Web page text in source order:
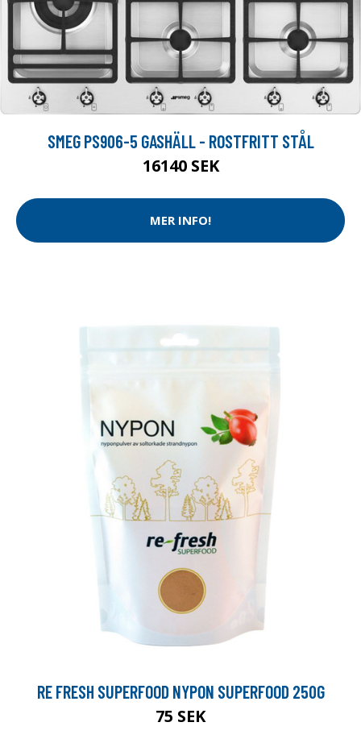
SMEG PS906-5 GASHÄLL - ROSTFRITT STÅL
16140 SEK
MER INFO!
RE FRESH SUPERFOOD NYPON SUPERFOOD 250G
75 SEK